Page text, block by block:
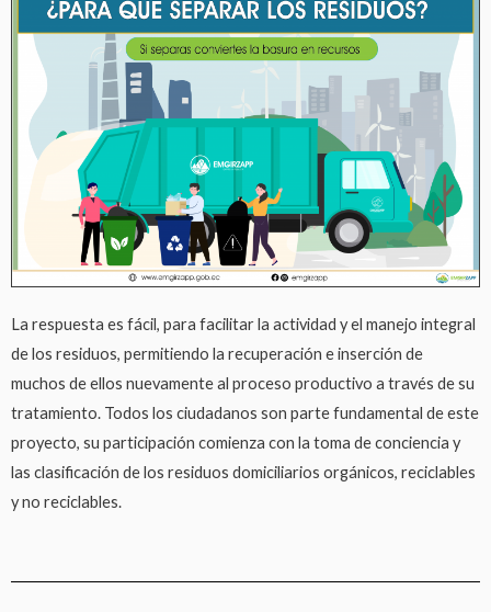
La respuesta es fácil, para facilitar la actividad y el manejo integral
de los residuos, permitiendo la recuperación e inserción de
muchos de ellos nuevamente al proceso productivo a través de su
tratamiento. Todos los ciudadanos son parte fundamental de este
proyecto, su participación comienza con la toma de conciencia y
las clasificación de los residuos domiciliarios orgánicos, reciclables
y no reciclables.